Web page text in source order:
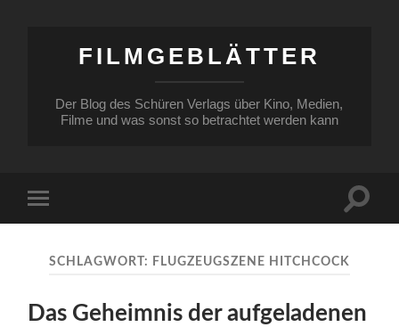
FILMGEBLÄTTER
Der Blog des Schüren Verlags über Kino, Medien,
Filme und was sonst so betrachtet werden kann
Menü
SCHLAGWORT: FLUGZEUGSZENE HITCHCOCK
Das Geheimnis der aufgeladenen